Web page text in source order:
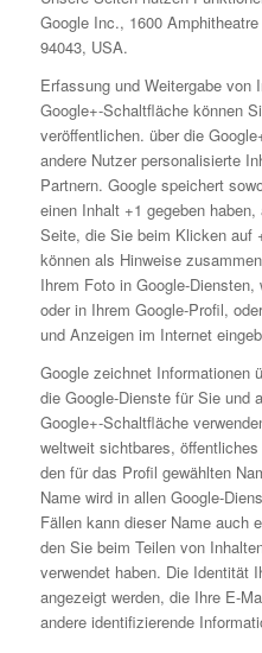
Google Inc., 1600
94043, USA.
Erfassung und Weitergabe von
Google+-Schaltfläche können
veröffentlichen. über die
andere Nutzer personalisierte
Partnern. Google speichert
einen Inhalt +1 gegeben
Seite, die Sie beim Klicken auf
können als Hinweise
Ihrem Foto in Google-
oder in Ihrem Google-Profil,
und Anzeigen im Internet
Google zeichnet Informationen
die Google-Dienste für Sie und
Google+-Schaltfläche
weltweit sichtbares,
den für das Profil gewählten
Name wird in allen Google-
Fällen kann dieser Name auch
den Sie beim Teilen von
verwendet haben. Die Identität
angezeigt werden, die Ihre E-
andere identifizierende